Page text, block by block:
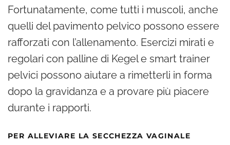
Fortunatamente, come tutti i muscoli, anche
quelli del pavimento pelvico possono essere
rafforzati con l’allenamento. Esercizi mirati e
regolari con palline di Kegel e smart trainer
pelvici possono aiutare a rimetterli in forma
dopo la gravidanza e a provare più piacere
durante i rapporti.
PER ALLEVIARE LA SECCHEZZA VAGINALE